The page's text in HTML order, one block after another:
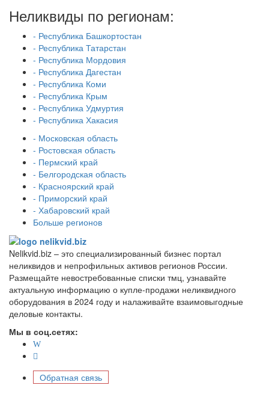
Неликвиды по регионам:
- Республика Башкортостан
- Республика Татарстан
- Республика Мордовия
- Республика Дагестан
- Республика Коми
- Республика Крым
- Республика Удмуртия
- Республика Хакасия
- Московская область
- Ростовская область
- Пермский край
- Белгородская область
- Красноярский край
- Приморский край
- Хабаровский край
Больше регионов
Nelikvid.biz – это специализированный бизнес портал
неликвидов и непрофильных активов регионов России.
Размещайте невостребованные списки тмц, узнавайте
актуальную информацию о купле-продажи неликвидного
оборудования в 2024 году и налаживайте взаимовыгодные
деловые контакты.
Мы в соц.сетях:
Обратная связь